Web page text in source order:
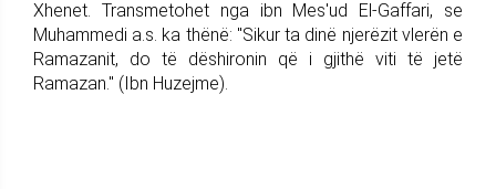
Xhenet. Transmetohet nga ibn Mes'ud El-Gaffari, se
Muhammedi a.s. ka thënë: "Sikur ta dinë njerëzit vlerën e
Ramazanit, do të dëshironin që i gjithë viti të jetë
Ramazan." (Ibn Huzejme).